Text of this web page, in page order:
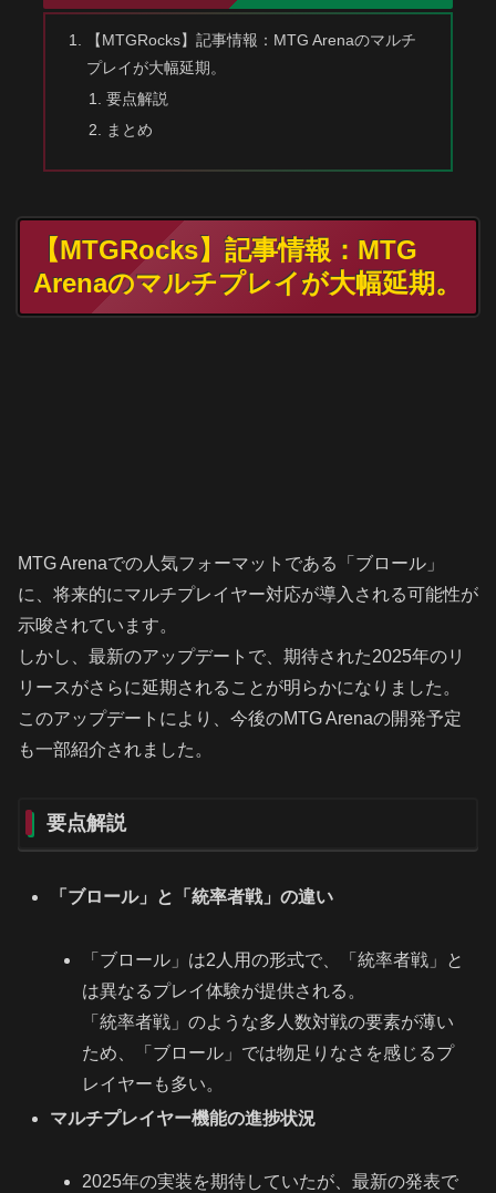
【MTGRocks】記事情報：MTG Arenaのマルチ
プレイが大幅延期。
要点解説
まとめ
【MTGRocks】記事情報：MTG
Arenaのマルチプレイが大幅延期。
MTG Arenaでの人気フォーマットである「ブロール」
に、将来的にマルチプレイヤー対応が導入される可能性が
示唆されています。
しかし、最新のアップデートで、期待された2025年のリ
リースがさらに延期されることが明らかになりました。
このアップデートにより、今後のMTG Arenaの開発予定
も一部紹介されました。
要点解説
「ブロール」と「統率者戦」の違い
「ブロール」は2人用の形式で、「統率者戦」と
は異なるプレイ体験が提供される。
「統率者戦」のような多人数対戦の要素が薄い
ため、「ブロール」では物足りなさを感じるプ
レイヤーも多い。
マルチプレイヤー機能の進捗状況
2025年の実装を期待していたが、最新の発表で